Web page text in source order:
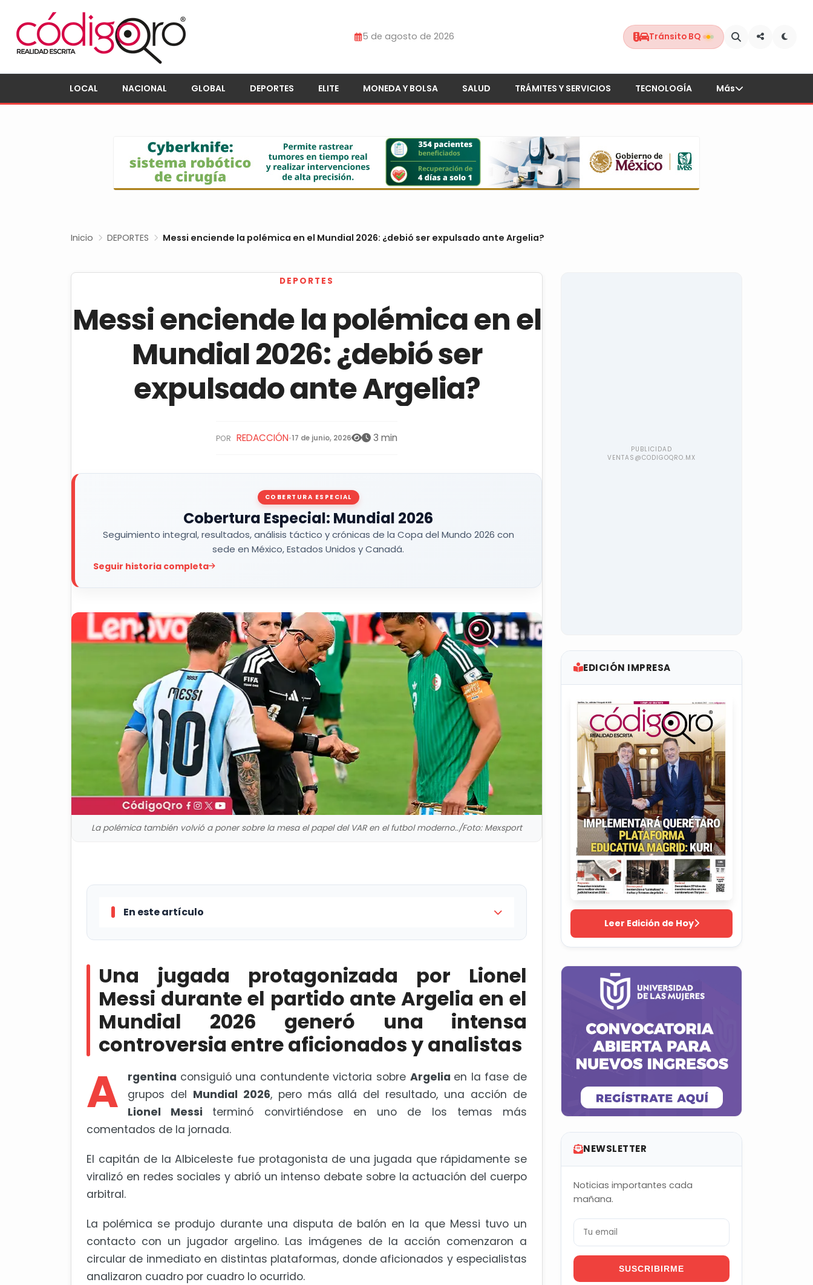
5 de agosto de 2026 Tránsito BQ
LOCAL NACIONAL GLOBAL DEPORTES ELITE MONEDA Y BOLSA SALUD TRÁMITES Y SERVICIOS TECNOLOGÍA Más
Inicio DEPORTES Messi enciende la polémica en el Mundial 2026: ¿debió ser expulsado ante Argelia?
DEPORTES
Messi enciende la polémica en el
Mundial 2026: ¿debió ser
expulsado ante Argelia?
POR REDACCIÓN•17 de junio, 2026 3 min
COBERTURA ESPECIAL
Cobertura Especial: Mundial 2026
Seguimiento integral, resultados, análisis táctico y crónicas de la Copa del Mundo 2026 con
sede en México, Estados Unidos y Canadá.
Seguir historia completa
La polémica también volvió a poner sobre la mesa el papel del VAR en el futbol moderno../Foto: Mexsport
En este artículo
Con triplete, Messi iguala récord de más goles en Mundiales
Mundial 2026: ¿Por qué Luca Zidane usa una máscara?
Una jugada protagonizada por Lionel
Messi durante el partido ante Argelia en el
Mundial 2026 generó una intensa
controversia entre aficionados y analistas
A rgentina consiguió una contundente victoria sobre Argelia en la fase de
grupos del Mundial 2026, pero más allá del resultado, una acción de
Lionel Messi terminó convirtiéndose en uno de los temas más
comentados de la jornada.
El capitán de la Albiceleste fue protagonista de una jugada que rápidamente se
viralizó en redes sociales y abrió un intenso debate sobre la actuación del cuerpo
arbitral.
La polémica se produjo durante una disputa de balón en la que Messi tuvo un
contacto con un jugador argelino. Las imágenes de la acción comenzaron a
circular de inmediato en distintas plataformas, donde aficionados y especialistas
analizaron cuadro por cuadro lo ocurrido.
EDICIÓN IMPRESA
Leer Edición de Hoy
NEWSLETTER
Noticias importantes cada
mañana.
SUSCRIBIRME